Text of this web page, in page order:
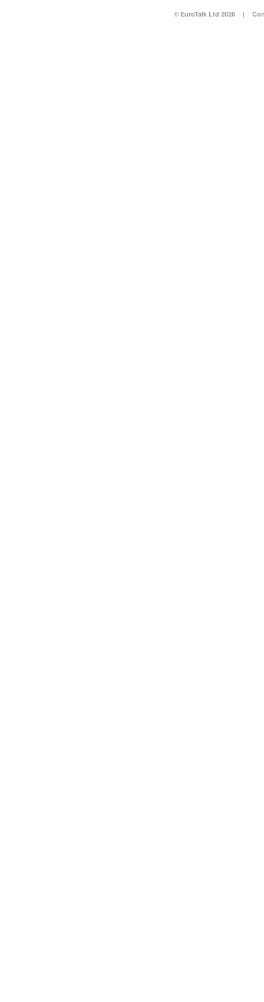
© EuroTalk Ltd 2026 |